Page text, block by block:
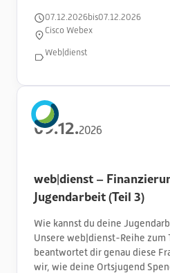
07.12.2026bis07.12.2026
Cisco Webex
Web|dienst
09.12.2026
web|dienst –
Jugendarbeit (Teil 3)
Wie kannst du deine
Unsere web|dienst-Reihe zum
beantwortet dir genau diese
wir, wie deine Ortsjugend